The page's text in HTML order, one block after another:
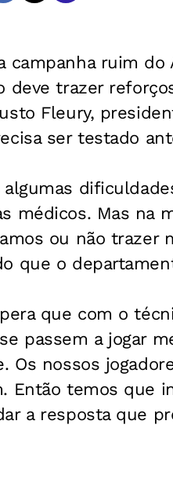
campanha ruim
deve trazer
Fleury,
ser testado
algumas
médicos. Mas na
ou não trazer
que o
que com o
passem a jogar
Os nossos
Então temos que
a resposta que